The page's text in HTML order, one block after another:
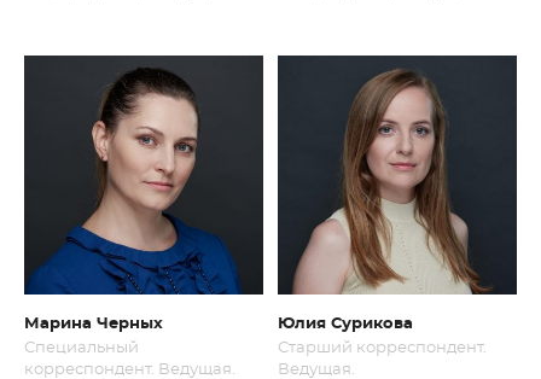
Марина Черных
Специальный
корреспондент. Ведущая.
Юлия Сурикова
Старший корреспондент.
Ведущая.